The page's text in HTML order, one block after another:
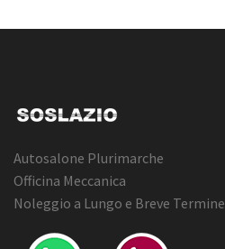
Autosalone Plurimarche
Officina Meccanica
Noleggio a Lungo e Breve Termine